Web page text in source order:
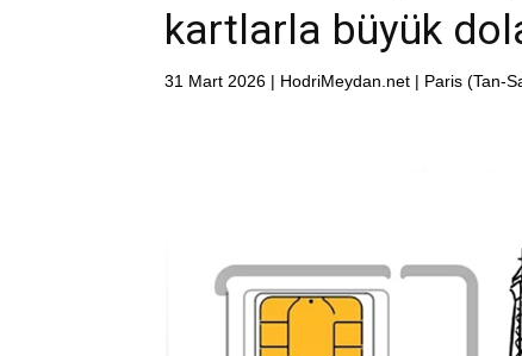
kartlarla büyük
31 Mart 2026 | HodriMeydan.net | Paris (Tan-